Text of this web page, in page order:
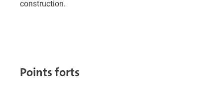
construction.
Points forts